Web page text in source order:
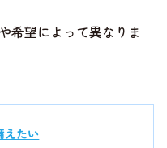
希望によって異なりま
えたい